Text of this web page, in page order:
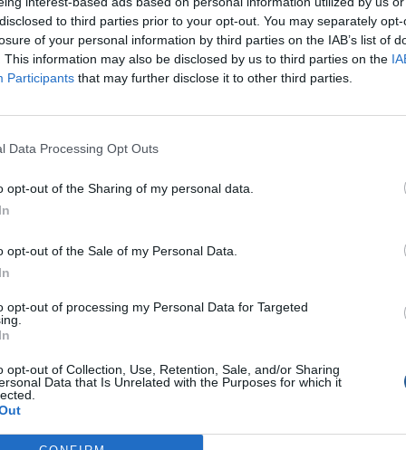
to third parties prior to your opt-out. You may separately
of your personal information by third parties on the IAB’s list of
This information may also be disclosed by us to third parties on the
Participants that may further disclose it to other third parties.
Data Processing Opt Outs
opt-out of the Sharing of my personal data.
opt-out of the Sale of my Personal Data.
opt-out of processing my Personal Data for Targeted
opt-out of Collection, Use, Retention, Sale, and/or Sharing
Data that Is Unrelated with the Purposes for which it
σε διάφορα νησιά της χώρας μας, καλύπτοντας
υποδομή, ιατρικό εξοπλισμό και συμμετέχοντας
στην προβολή των νησιών μέσω των Μ.Μ.Ε. και των
αυτές.
σε διάφορα νησιά της χώρας μας. Φέτος η
τριήμερο της Πρωτομαγιάς.
έως και την Κυριακή 12.03.2023 ο Ο.Φ.Σ.Ε ,
2023 , θα ενημερώνει για τις δράσεις του ομίλου και θα
για τις δράσεις του ομίλου και να μας γνωρίσετε.
με την μεγάλη παρέα του Ο.Φ.Σ.Ε. ώστε να ταξιδέψετε μαζί
–
και μάθετε πρώτοι όλες τις θαλασσινές
και τον κόσμο